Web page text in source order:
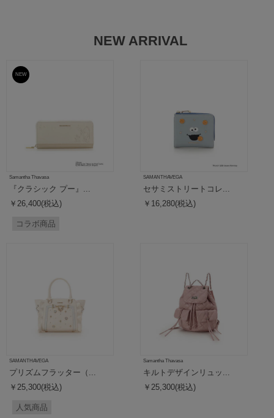
NEW ARRIVAL
予約
NEW
Samantha Thavasa
『クラシック プー』...
￥26,400(税込)
コラボ商品
SAMANTHAVEGA
セサミストリートコレ...
￥16,280(税込)
SAMANTHAVEGA
プリズムフラッター（...
￥25,300(税込)
人気商品
Samantha Thavasa
キルトデザインリュッ...
￥25,300(税込)